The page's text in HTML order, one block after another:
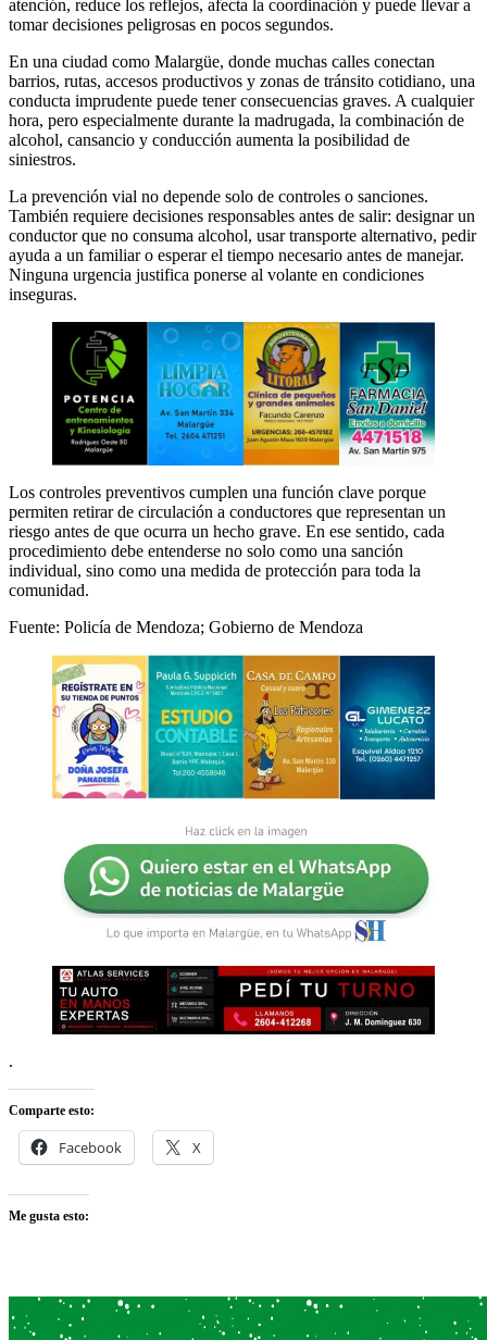
atención, reduce los reflejos, afecta la coordinación y puede llevar a
tomar decisiones peligrosas en pocos segundos.
En una ciudad como Malargüe, donde muchas calles conectan
barrios, rutas, accesos productivos y zonas de tránsito cotidiano, una
conducta imprudente puede tener consecuencias graves. A cualquier
hora, pero especialmente durante la madrugada, la combinación de
alcohol, cansancio y conducción aumenta la posibilidad de
siniestros.
La prevención vial no depende solo de controles o sanciones.
También requiere decisiones responsables antes de salir: designar un
conductor que no consuma alcohol, usar transporte alternativo, pedir
ayuda a un familiar o esperar el tiempo necesario antes de manejar.
Ninguna urgencia justifica ponerse al volante en condiciones
inseguras.
Los controles preventivos cumplen una función clave porque
permiten retirar de circulación a conductores que representan un
riesgo antes de que ocurra un hecho grave. En ese sentido, cada
procedimiento debe entenderse no solo como una sanción
individual, sino como una medida de protección para toda la
comunidad.
Fuente: Policía de Mendoza; Gobierno de Mendoza
.
Comparte esto:
Facebook X
Me gusta esto: